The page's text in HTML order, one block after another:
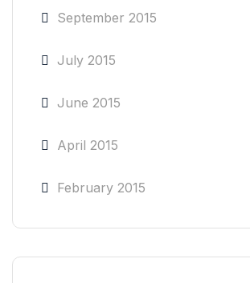
September 2015
July 2015
June 2015
April 2015
February 2015